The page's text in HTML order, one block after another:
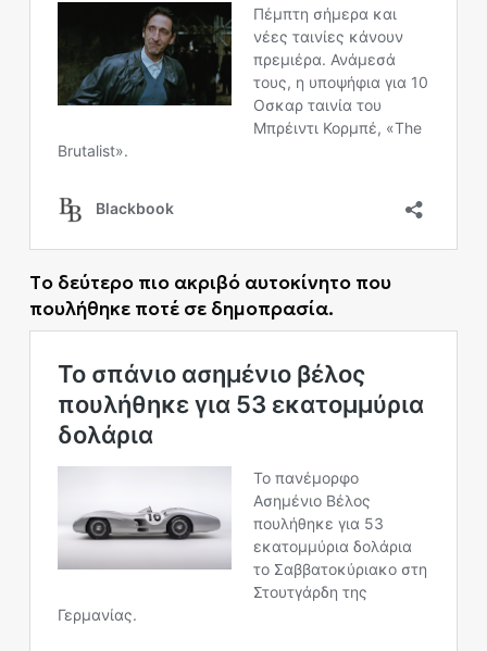
Tο δεύτερο πιο ακριβό αυτοκίνητο που
πουλήθηκε ποτέ σε δημοπρασία.